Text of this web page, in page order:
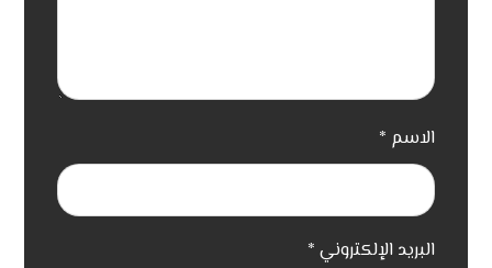
الاسم *
البريد الإلكتروني *